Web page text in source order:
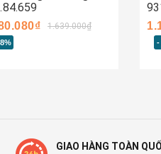
1.639.000₫
-
GIAO HÀNG TOÀN